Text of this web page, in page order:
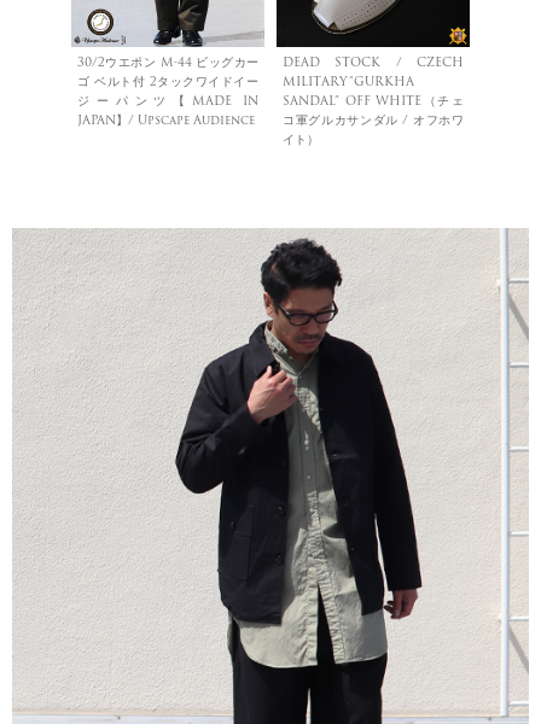
30/2ウエポン M-44 ビッグカー
ゴ ベルト付 2タックワイドイー
ジーパンツ【MADE IN
JAPAN】/ Upscape Audience
DEAD STOCK / CZECH
MILITARY”GURKHA
SANDAL” OFF WHITE（チェ
コ軍グルカサンダル / オフホワ
イト）